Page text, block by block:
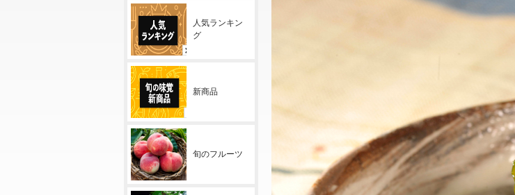
人気ランキン
グ
新商品
旬のフルーツ